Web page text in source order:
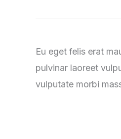
Eu eget felis erat
pulvinar laoreet
vulputate morbi